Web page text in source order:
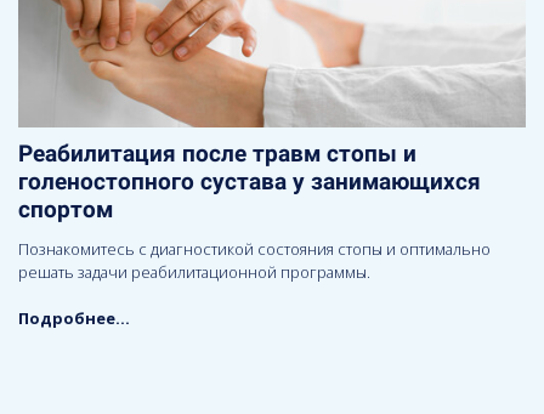
Реабилитация после травм стопы и
голеностопного сустава у занимающихся
спортом
Познакомитесь с диагностикой состояния стопы и оптимально
решать задачи реабилитационной программы.
Подробнее...